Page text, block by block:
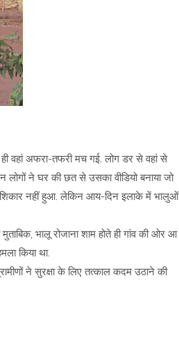
वहां अफरा-तफरी मच गई. लोग डर से वहां से
ने घर की छत से उसका वीडियो बनाया जो
शिकार नहीं हुआ. लेकिन आय-दिन इलाके में भालुओं
भालू रोजाना शाम होते ही गांव की ओर आ
किया था.
ने सुरक्षा के लिए तत्काल कदम उठाने की